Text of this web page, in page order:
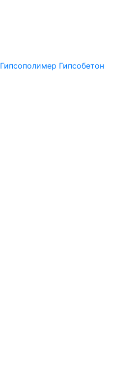
Гипсополимер Гипсобетон